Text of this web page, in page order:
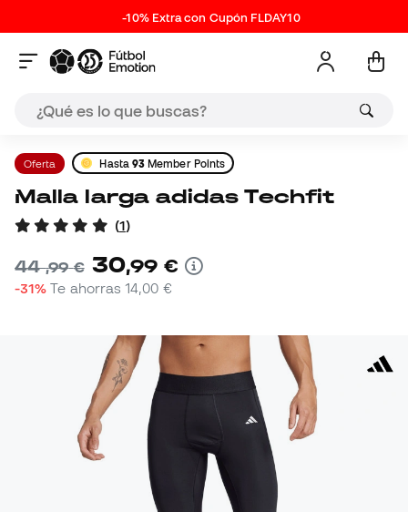
-10% Extra con Cupón FLDAY10
Oferta Hasta 93 Member Points
Malla larga adidas Techfit
(1)
44,99 € 30,99 €
-31% Te ahorras14,00 €